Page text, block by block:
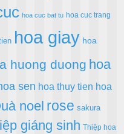
hoa cuc bat tu hoa cuc trang
hoa giay hoa
huong duong hoa
sen hoa thuy tien hoa
noel rose sakura
giáng sinh Thiệp hoa